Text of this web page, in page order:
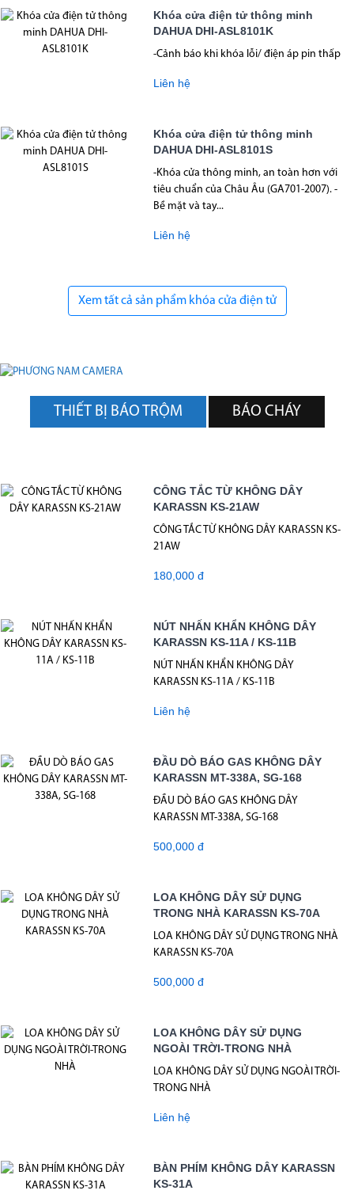
Khóa cửa điện tử thông minh
DAHUA DHI-ASL8101K
-Cảnh báo khi khóa lỗi/ điện áp pin thấp
Liên hệ
Khóa cửa điện tử thông minh
DAHUA DHI-ASL8101S
-Khóa cửa thông minh, an toàn hơn với
tiêu chuẩn của Châu Âu (GA701-2007). -
Bề mặt và tay...
Liên hệ
Xem tất cả sản phẩm khóa cửa điện tử
THIẾT BỊ BÁO TRỘM BÁO CHÁY
CÔNG TẮC TỪ KHÔNG DÂY
KARASSN KS-21AW
CÔNG TẮC TỪ KHÔNG DÂY KARASSN KS-
21AW
180,000 đ
NÚT NHẤN KHẨN KHÔNG DÂY
KARASSN KS-11A / KS-11B
NÚT NHẤN KHẨN KHÔNG DÂY
KARASSN KS-11A / KS-11B
Liên hệ
ĐẦU DÒ BÁO GAS KHÔNG DÂY
KARASSN MT-338A, SG-168
ĐẦU DÒ BÁO GAS KHÔNG DÂY
KARASSN MT-338A, SG-168
500,000 đ
LOA KHÔNG DÂY SỬ DỤNG
TRONG NHÀ KARASSN KS-70A
LOA KHÔNG DÂY SỬ DỤNG TRONG NHÀ
KARASSN KS-70A
500,000 đ
LOA KHÔNG DÂY SỬ DỤNG
NGOÀI TRỜI-TRONG NHÀ
LOA KHÔNG DÂY SỬ DỤNG NGOÀI TRỜI-
TRONG NHÀ
Liên hệ
BÀN PHÍM KHÔNG DÂY KARASSN
KS-31A